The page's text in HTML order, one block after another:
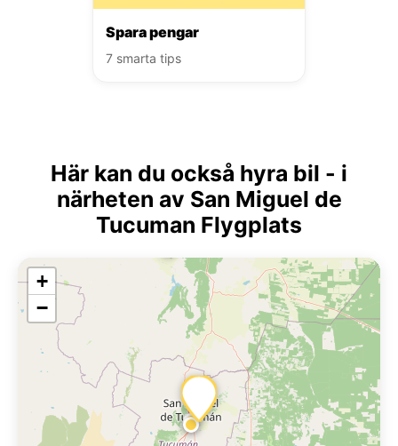
Spara pengar
7 smarta tips
Här kan du också hyra bil - i
närheten av San Miguel de
Tucuman Flygplats
+
−